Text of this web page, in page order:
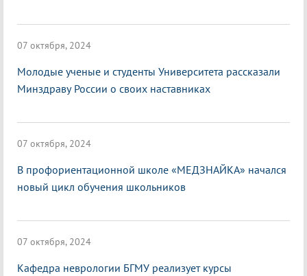
07 октября, 2024
Молодые ученые и студенты Университета рассказали
Минздраву России о своих наставниках
07 октября, 2024
В профориентационной школе «МЕДЗНАЙКА» начался
новый цикл обучения школьников
07 октября, 2024
Кафедра неврологии БГМУ реализует курсы